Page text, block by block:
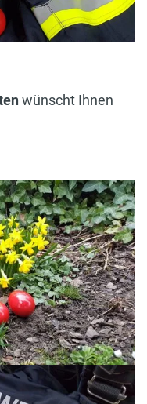
wünscht Ihnen